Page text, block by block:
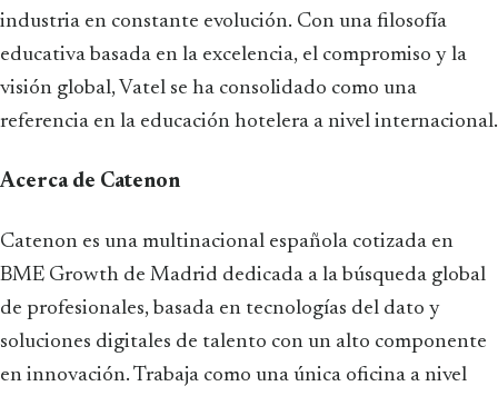
industria en constante evolución. Con una filosofía
educativa basada en la excelencia, el compromiso y la
visión global, Vatel se ha consolidado como una
referencia en la educación hotelera a nivel internacional.
Acerca de Catenon
Catenon es una multinacional española cotizada en
BME Growth de Madrid dedicada a la búsqueda global
de profesionales, basada en tecnologías del dato y
soluciones digitales de talento con un alto componente
en innovación. Trabaja como una única oficina a nivel